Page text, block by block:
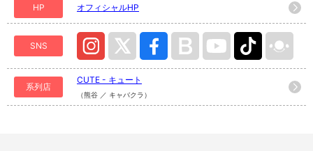
HP オフィシャルHP
SNS
系列店
CUTE - キュート
（熊谷 ／ キャバクラ）